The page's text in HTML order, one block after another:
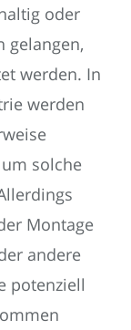
oder
gelangen,
werden. In
werden
solche
Montage
andere
potenziell